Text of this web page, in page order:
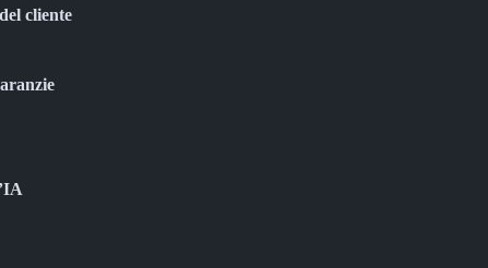
cliente